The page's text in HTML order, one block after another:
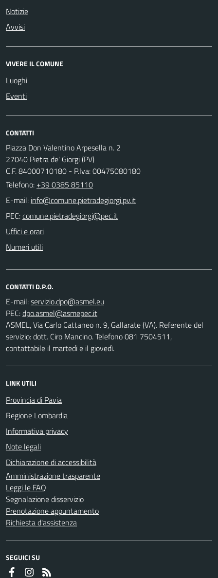
Notizie
Avvisi
VIVERE IL COMUNE
Luoghi
Eventi
CONTATTI
Piazza Don Valentino Arpesella n. 2
27040 Pietra de' Giorgi (PV)
C.F. 84000710180 - P.Iva: 00475080180
Telefono: +39 0385 85110
E-mail:
PEC:
Uffici e orari
Numeri utili
CONTATTI D.P.O.
E-mail:
PEC:
ASMEL, Via Carlo Cattaneo n. 9, Gallarate (VA). Referente del
servizio: dott. Ciro Mancino. Telefono 081 7504511,
contattabile il martedì e il giovedì.
LINK UTILI
Provincia di Pavia
Regione Lombardia
Informativa privacy
Note legali
Dichiarazione di accessibilità
Amministrazione trasparente
Leggi le FAQ
Segnalazione disservizio
Prenotazione appuntamento
Richiesta d'assistenza
SEGUICI SU